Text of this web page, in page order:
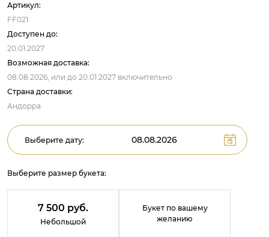
Артикул:
FF021
Доступен до:
20.01.2027
Возможная доставка:
08.08.2026, или до 20.01.2027 включительно
Страна доставки:
Андорра
Выберите дату:
Выберите размер букета:
7 500 руб.
Небольшой
Букет по вашему
желанию